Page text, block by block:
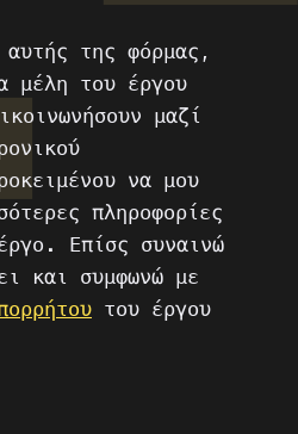
της φόρμας,
μέλη του έργου
μαζί
να μου
πληροφορίες
Επίσς συναινώ
και συμφωνώ με
του έργου